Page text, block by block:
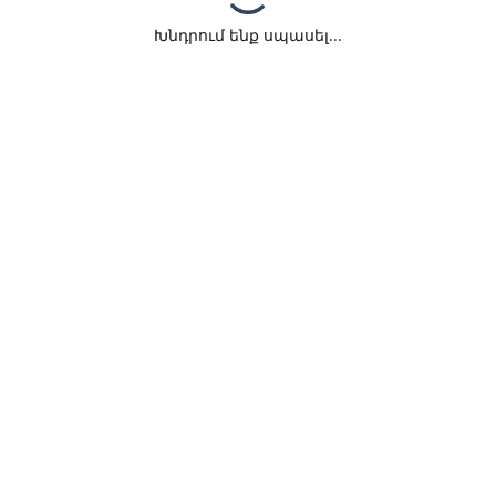
Խնդրում ենք սպասել...